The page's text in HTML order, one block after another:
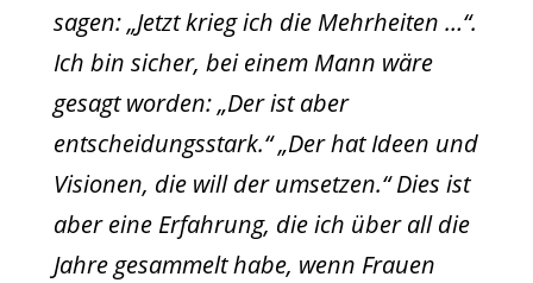
sagen: „Jetzt krieg ich die Mehrheiten …“.
Ich bin sicher, bei einem Mann wäre
gesagt worden: „Der ist aber
entscheidungsstark.“ „Der hat Ideen und
Visionen, die will der umsetzen.“ Dies ist
aber eine Erfahrung, die ich über all die
Jahre gesammelt habe, wenn Frauen